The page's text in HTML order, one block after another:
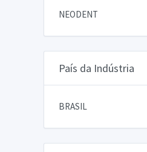
NEODENT
País da Indústria
BRASIL